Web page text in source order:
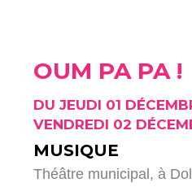
OUM PA PA !
DU JEUDI 01
VENDREDI 02
MUSIQUE
Théâtre municipal, à